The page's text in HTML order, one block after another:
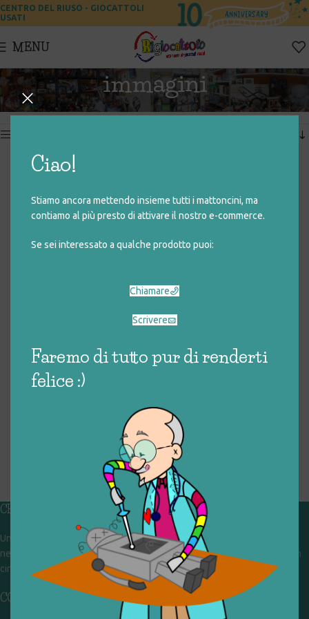
Ciao!
Stiamo ancora mettendo insieme tutti i mattoncini, ma
contiamo al più presto di attivare il nostro e-commerce.
Se sei interessato a qualche prodotto puoi:
Chiamare
Scrivere
Faremo di tutto pur di renderti
felice :)
CENTRO DEL RIUSO - GIOCATTOLI
USATI
MENU
immagini
Home Prodotti taggati “immagini” Visualizzazione di 3 risultati
€6,00 €20,00
IL MIO PRIMO SAPIENTINO
CHI SIAMO
Un gruppo di volontari che sognano di diventare un centro del riuso e
nel frattempo ricevono in dono giocattoli, li riparano e li reimmettono in
circolazione. Operiamo per un'economia civile, circolare e sostenibile.
CONTATTI